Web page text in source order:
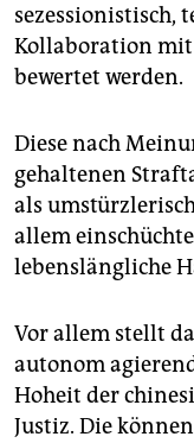
sezessionistisch,
Kollaboration mit
bewertet werden.
Diese nach
gehaltenen
als
allem
lebenslängliche
Vor allem stellt
autonom
Hoheit der
Justiz. Die